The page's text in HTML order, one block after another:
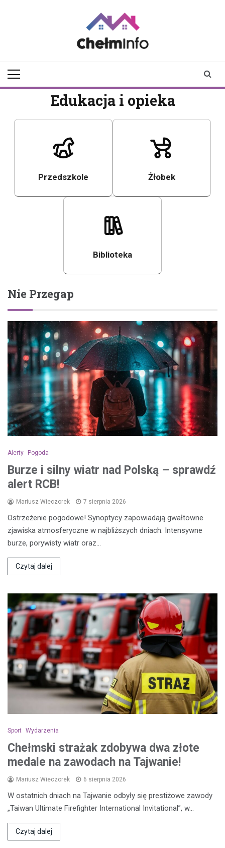
Edukacja i opieka
Przedszkole Żłobek
Biblioteka
Nie Przegap
Alerty Pogoda
Burze i silny wiatr nad Polską – sprawdź
alert RCB!
Mariusz Wieczorek 7 sierpnia 2026
Ostrzeżenie pogodowe! Synoptycy zapowiadają gwałtowne
zjawiska atmosferyczne w najbliższych dniach. Intensywne
burze, porywisty wiatr oraz…
Czytaj dalej
Sport Wydarzenia
Chełmski strażak zdobywa dwa złote
medale na zawodach na Tajwanie!
Mariusz Wieczorek 6 sierpnia 2026
W ostatnich dniach na Tajwanie odbyły się prestiżowe zawody
„Taiwan Ultimate Firefighter International Invitational”, w…
Czytaj dalej